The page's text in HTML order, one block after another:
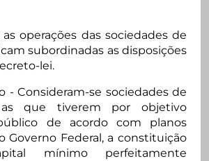
as operações das sociedades de
subordinadas as disposições
lei.
- Consideram-se sociedades de
as que tiverem por objetivo
de acordo com planos
Governo Federal, a constituição
mínimo perfeitamente